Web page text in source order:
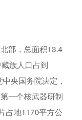
部，总面积13.4
族人口占到
央国务院决定，
一个核武器研制
占地1170平方公